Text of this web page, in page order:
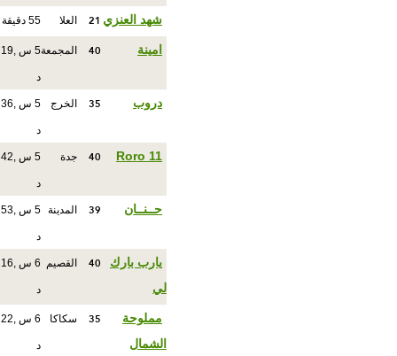
شهد العنزي 21 العلا 55 دقيقة
امينة 40 المجمعة 5 س ,19
د
دروب 35 الخرج 5 س ,36
د
Roro 11
40 جدة 5 س ,42
د
حــنــان 39 المدينة 5 س ,53
د
يارب بارك
لي
40 القصيم 6 س ,16
د
مملوحة
الشمال
35 سكاكا 6 س ,22
د